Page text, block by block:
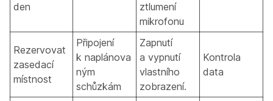
den
ztlumení
mikrofonu
Rezervovat
zasedací
místnost
Připojení
k naplánova
ným
schůzkám
Zapnutí
a vypnutí
vlastního
zobrazení.
Kontrola
data